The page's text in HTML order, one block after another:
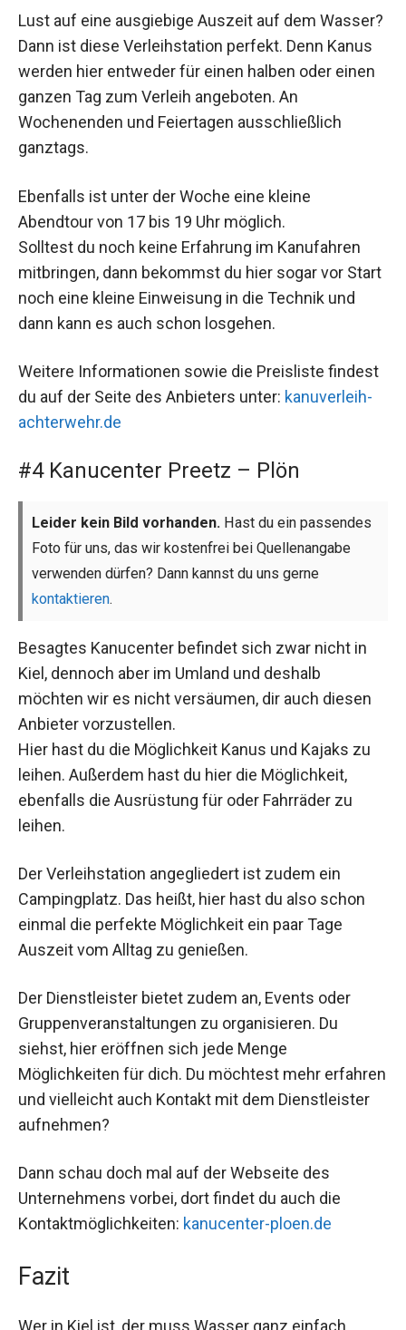
Lust auf eine ausgiebige Auszeit auf dem Wasser?
Dann ist diese Verleihstation perfekt. Denn Kanus
werden hier entweder für einen halben oder einen
ganzen Tag zum Verleih angeboten. An
Wochenenden und Feiertagen ausschließlich
ganztags.
Ebenfalls ist unter der Woche eine kleine
Abendtour von 17 bis 19 Uhr möglich.
Solltest du noch keine Erfahrung im Kanufahren
mitbringen, dann bekommst du hier sogar vor Start
noch eine kleine Einweisung in die Technik und
dann kann es auch schon losgehen.
Weitere Informationen sowie die Preisliste findest
du auf der Seite des Anbieters unter: kanuverleih-
achterwehr.de
#4 Kanucenter Preetz – Plön
Leider kein Bild vorhanden. Hast du ein passendes
Foto für uns, das wir kostenfrei bei Quellenangabe
verwenden dürfen? Dann kannst du uns gerne
kontaktieren.
Besagtes Kanucenter befindet sich zwar nicht in
Kiel, dennoch aber im Umland und deshalb
möchten wir es nicht versäumen, dir auch diesen
Anbieter vorzustellen.
Hier hast du die Möglichkeit Kanus und Kajaks zu
leihen. Außerdem hast du hier die Möglichkeit,
ebenfalls die Ausrüstung für oder Fahrräder zu
leihen.
Der Verleihstation angegliedert ist zudem ein
Campingplatz. Das heißt, hier hast du also schon
einmal die perfekte Möglichkeit ein paar Tage
Auszeit vom Alltag zu genießen.
Der Dienstleister bietet zudem an, Events oder
Gruppenveranstaltungen zu organisieren. Du
siehst, hier eröffnen sich jede Menge
Möglichkeiten für dich. Du möchtest mehr erfahren
und vielleicht auch Kontakt mit dem Dienstleister
aufnehmen?
Dann schau doch mal auf der Webseite des
Unternehmens vorbei, dort findet du auch die
Kontaktmöglichkeiten: kanucenter-ploen.de
Fazit
Wer in Kiel ist, der muss Wasser ganz einfach